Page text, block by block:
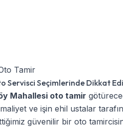
Tamir
Servisci Seçimlerinde Dikkat
Mahallesi oto tamir
ve işin ehil ustalar
güvenilir bir oto